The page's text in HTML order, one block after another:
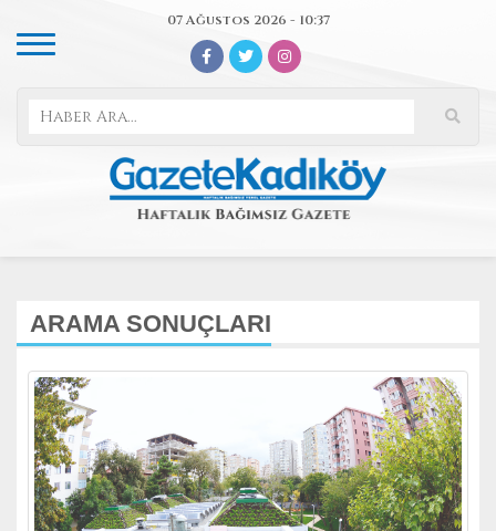
07 Ağustos 2026 - 10:37
ARAMA SONUÇLARI